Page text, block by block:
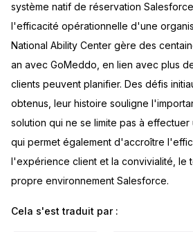
système natif de réservation
l'efficacité opérationnelle d'une
National Ability Center gère des
an avec GoMeddo, en lien avec plus
clients peuvent planifier. Des défis
obtenus, leur histoire souligne
solution qui ne se limite pas à effectuer
qui permet également d'accroître
l'expérience client et la convivialité, le
propre environnement Salesforce.
Cela s'est traduit par :